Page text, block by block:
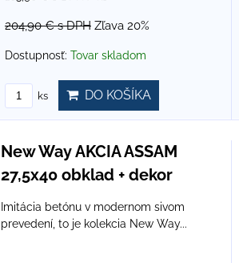
204,90 €s DPH Zľava 20%
Dostupnosť: Tovar skladom
ks DO KOŠÍKA
New Way AKCIA ASSAM
27,5x40 obklad + dekor
Imitácia betónu v modernom sivom
prevedení, to je kolekcia New Way...